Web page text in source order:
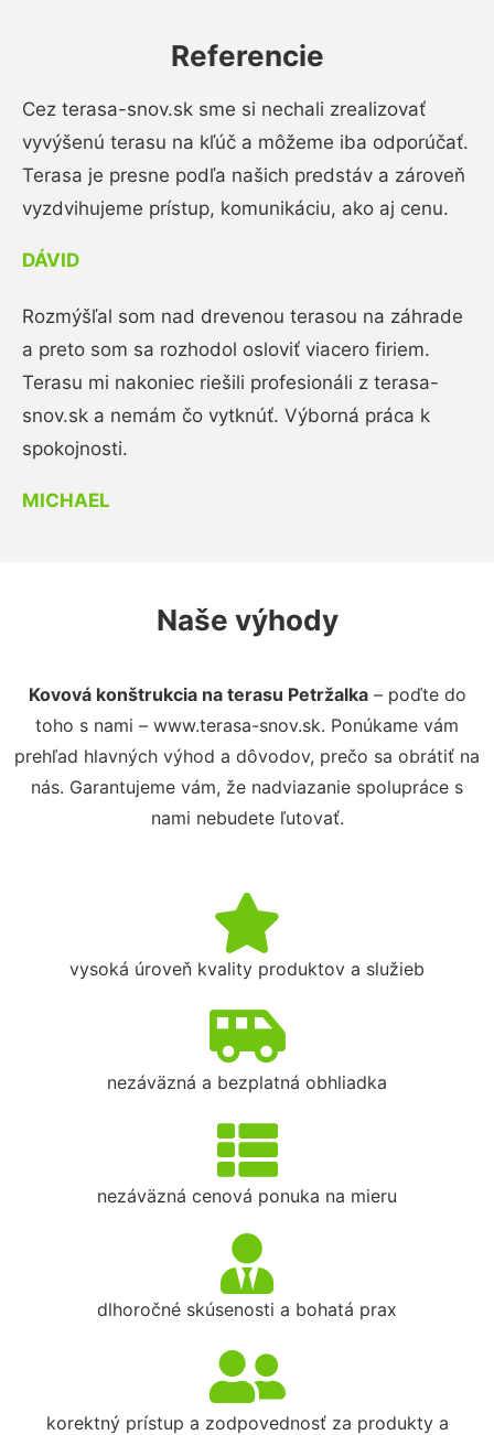
Referencie
Cez terasa-snov.sk sme si nechali zrealizovať
vyvýšenú terasu na kľúč a môžeme iba odporúčať.
Terasa je presne podľa našich predstáv a zároveň
vyzdvihujeme prístup, komunikáciu, ako aj cenu.
DÁVID
Rozmýšľal som nad drevenou terasou na záhrade
a preto som sa rozhodol osloviť viacero firiem.
Terasu mi nakoniec riešili profesionáli z terasa-
snov.sk a nemám čo vytknúť. Výborná práca k
spokojnosti.
MICHAEL
Naše výhody
Kovová konštrukcia na terasu Petržalka– poďte do
toho s nami – www.terasa-snov.sk. Ponúkame vám
prehľad hlavných výhod a dôvodov, prečo sa obrátiť na
nás. Garantujeme vám, že nadviazanie spolupráce s
nami nebudete ľutovať.
vysoká úroveň kvality produktov a služieb
nezáväzná a bezplatná obhliadka
nezáväzná cenová ponuka na mieru
dlhoročné skúsenosti a bohatá prax
korektný prístup a zodpovednosť za produkty a